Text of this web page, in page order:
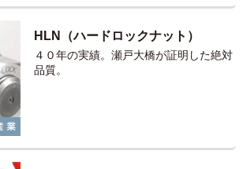
HLN（ハードロックナット）
４０年の実績。瀬戸大橋が証明した絶対
品質。